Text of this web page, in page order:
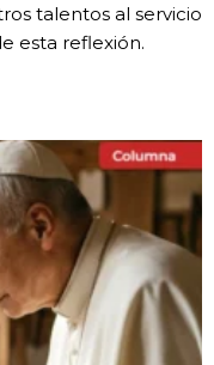
talentos al servicio
esta reflexión.